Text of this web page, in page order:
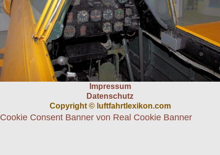
Impressum
Datenschutz
Copyright © luftfahrtlexikon.com
Cookie Consent Banner von Real Cookie Banner